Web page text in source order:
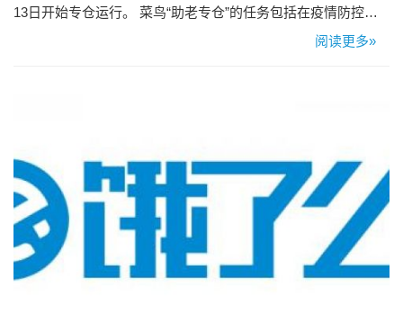
13日开始专仓运行。 菜鸟“助老专仓”的任务包括在疫情防控闭
环条件下接收物资进仓存储、分装，通过数字化的系统管理物
阅读更多»